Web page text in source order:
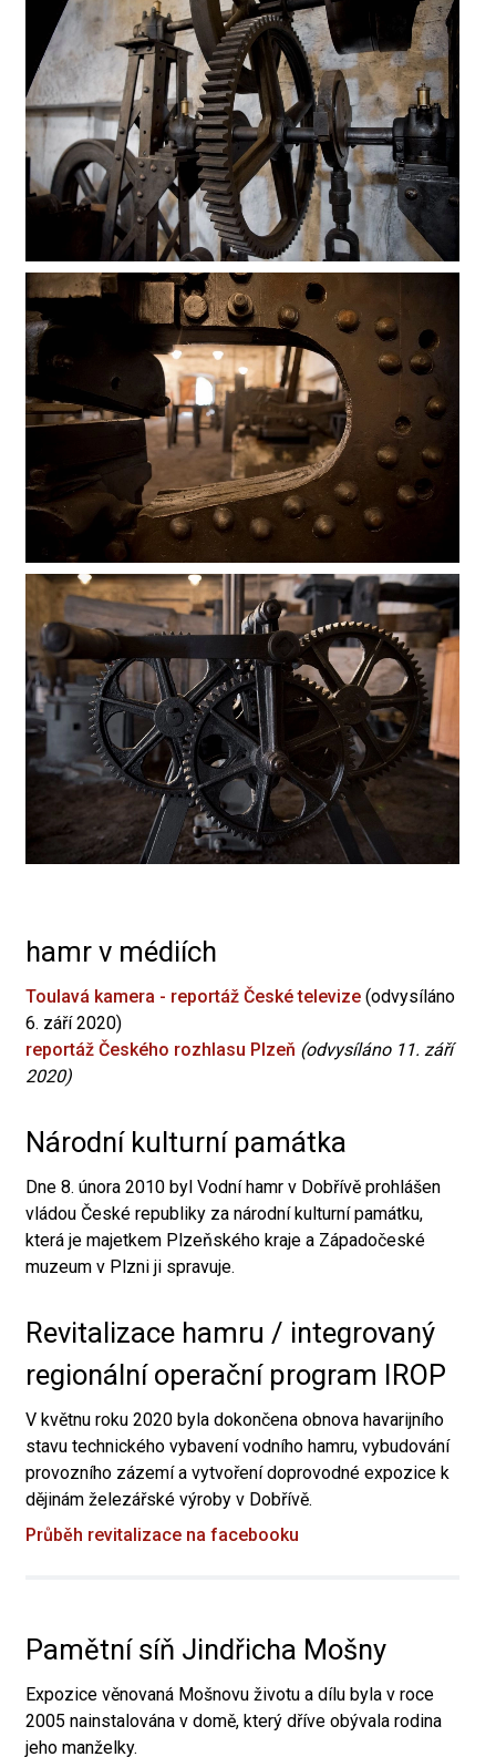
hamr v médiích
Toulavá kamera - reportáž České televize (odvysíláno
6. září 2020)
reportáž Českého rozhlasu Plzeň (odvysíláno 11. září
2020)
Národní kulturní památka
Dne 8. února 2010 byl Vodní hamr v Dobřívě prohlášen
vládou České republiky za národní kulturní památku,
která je majetkem Plzeňského kraje a Západočeské
muzeum v Plzni ji spravuje.
Revitalizace hamru / integrovaný
regionální operační program IROP
V květnu roku 2020 byla dokončena obnova havarijního
stavu technického vybavení vodního hamru, vybudování
provozního zázemí a vytvoření doprovodné expozice k
dějinám železářské výroby v Dobřívě.
Průběh revitalizace na facebooku
Pamětní síň Jindřicha Mošny
Expozice věnovaná Mošnovu životu a dílu byla v roce
2005 nainstalována v domě, který dříve obývala rodina
jeho manželky.